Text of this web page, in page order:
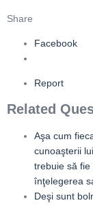
Share
Facebook
Report
Related
Aşa cum
cunoaşterii
trebuie să
înţelegerea
Deşi sunt